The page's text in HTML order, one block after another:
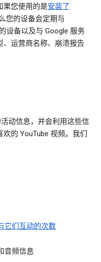
果您使用的是安装了
您的设备会定期与
设备以及与 Google 服务
、运营商名称、崩溃报告
动信息，并会利用这些信
的 YouTube 视频。我们
它们互动的次数
音频信息